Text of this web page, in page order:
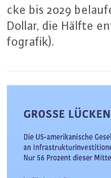
cke bis 2029
Dollar, die Hälfte
fo­gra­fik).